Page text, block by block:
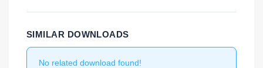
SIMILAR DOWNLOADS
No related download found!